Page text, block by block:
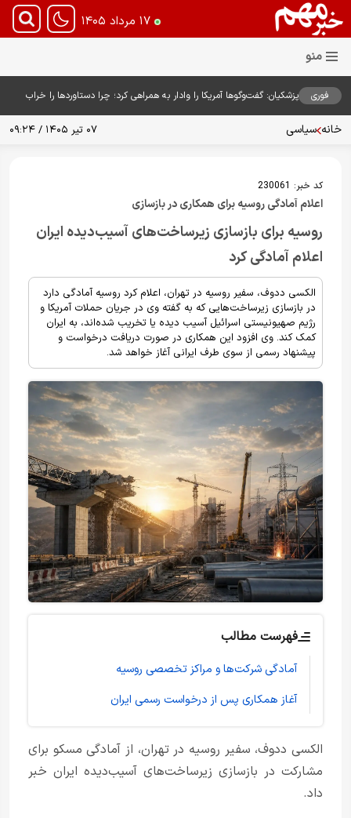
۱۷ مرداد ۱۴۰۵
فوری
پزشکیان: گفت‌وگوها آمریکا را وادار به همراهی کرد؛ چرا دستاوردها را خراب
خانه سیاسی ۰۷ تیر ۱۴۰۵ / ۰۹:۲۴
کد خبر: 230061
اعلام آمادگی روسیه برای همکاری در بازسازی
روسیه برای بازسازی زیرساخت‌های آسیب‌دیده ایران
اعلام آمادگی کرد
الکسی ددوف، سفیر روسیه در تهران، اعلام کرد روسیه آمادگی دارد
در بازسازی زیرساخت‌هایی که به گفته وی در جریان حملات آمریکا و
رژیم صهیونیستی اسرائیل آسیب دیده یا تخریب شده‌اند، به ایران
کمک کند. وی افزود این همکاری در صورت دریافت درخواست و
پیشنهاد رسمی از سوی طرف ایرانی آغاز خواهد شد.
فهرست مطالب
آمادگی شرکت‌ها و مراکز تخصصی روسیه
آغاز همکاری پس از درخواست رسمی ایران
الکسی ددوف، سفیر روسیه در تهران، از آمادگی مسکو برای
مشارکت در بازسازی زیرساخت‌های آسیب‌دیده ایران خبر
داد.